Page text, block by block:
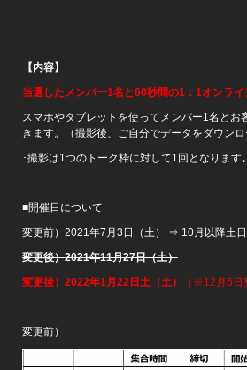
【内容】
当選したメンバー1名と60秒間の1：1オンラ
スマホやタブレットを使ってメンバー1名とお
きます。（撮影後、ご自分でデータをダウンロ
･撮影は1つのトーク枠に対して1回となります｡
■開催日について
変更前）2021年7月3日（土） ⇒ 10月以降
変更後）2021年11月27日（土）
変更後）2022年1月22日土 （土） （※12月6日
変更前）